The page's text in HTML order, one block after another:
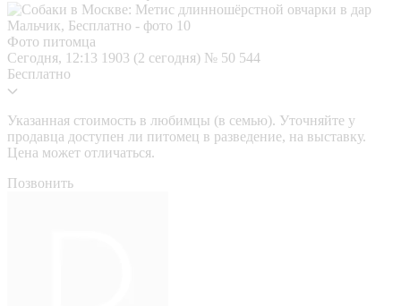
Фото питомца
Сегодня, 12:13 1903 (2 сегодня) № 50 544
Бесплатно
Указанная стоимость в любимцы (в семью). Уточняйте у
продавца доступен ли питомец в разведение, на выставку.
Цена может отличаться.
Позвонить